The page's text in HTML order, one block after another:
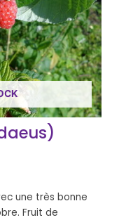
une très bonne
Fruit de